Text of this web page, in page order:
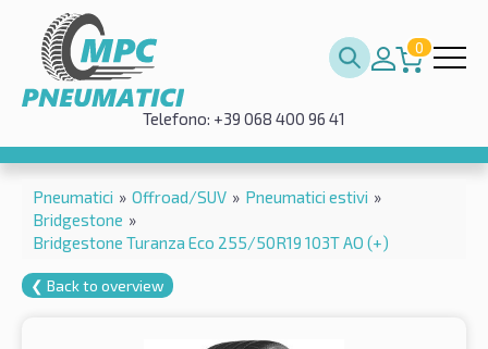
0
Telefono: +39 068 400 96 41
Pneumatici » Offroad/SUV » Pneumatici estivi »
Bridgestone »
Bridgestone Turanza Eco 255/50R19 103T AO (+)
❮ Back to overview